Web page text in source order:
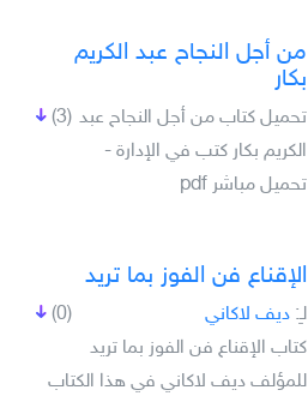
من أجل النجاح عبد الكريم
بكار
(3) تحميل كتاب من أجل النجاح عبد
الكريم بكار كتب في الإدارة -
تحميل مباشر pdf
الإقناع فن الفوز بما تريد
(0) لـِ: ديف لاكاني
كتاب الإقناع فن الفوز بما تريد
للمؤلف ديف لاكاني في هذا الكتاب